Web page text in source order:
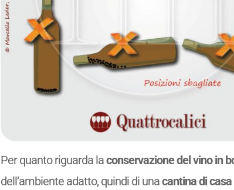
Per quanto riguarda laconservazione del vino in
dell’ambiente adatto, quindi di unacantina di casa